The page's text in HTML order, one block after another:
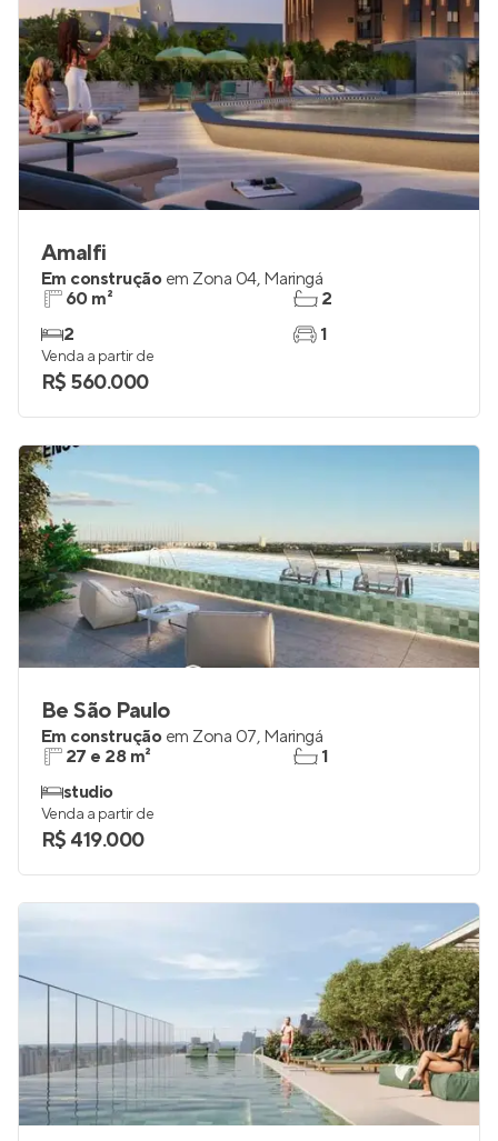
Amalfi
Em construção em Zona 04, Maringá
60 m²
2
2
1
Venda a partir de
R$ 560.000
Be São Paulo
Em construção em Zona 07, Maringá
27 e 28 m²
studio
1
Venda a partir de
R$ 419.000